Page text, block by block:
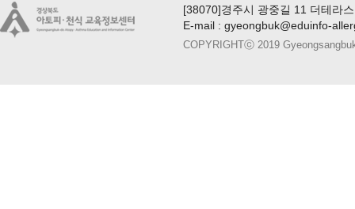
[38070]경주시 광중길 11 더테라
E-mail : gyeongbuk@eduinfo-
COPYRIGHTⓒ 2019